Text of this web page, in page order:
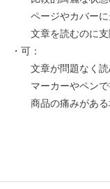
ページやカバーに
文章を読むのに支
・可：
文章が問題なく読
マーカーやペンで
商品の痛みがある